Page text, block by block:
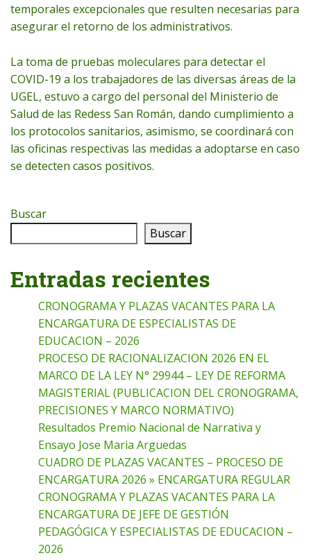
temporales excepcionales que resulten necesarias para
asegurar el retorno de los administrativos.
La toma de pruebas moleculares para detectar el
COVID-19 a los trabajadores de las diversas áreas de la
UGEL, estuvo a cargo del personal del Ministerio de
Salud de las Redess San Román, dando cumplimiento a
los protocolos sanitarios, asimismo, se coordinará con
las oficinas respectivas las medidas a adoptarse en caso
se detecten casos positivos.
Buscar
Buscar
Entradas recientes
CRONOGRAMA Y PLAZAS VACANTES PARA LA
ENCARGATURA DE ESPECIALISTAS DE
EDUCACION – 2026
PROCESO DE RACIONALIZACION 2026 EN EL
MARCO DE LA LEY N° 29944 – LEY DE REFORMA
MAGISTERIAL (PUBLICACION DEL CRONOGRAMA,
PRECISIONES Y MARCO NORMATIVO)
Resultados Premio Nacional de Narrativa y
Ensayo Jose Maria Arguedas
CUADRO DE PLAZAS VACANTES – PROCESO DE
ENCARGATURA 2026 » ENCARGATURA REGULAR
CRONOGRAMA Y PLAZAS VACANTES PARA LA
ENCARGATURA DE JEFE DE GESTIÓN
PEDAGÓGICA Y ESPECIALISTAS DE EDUCACION –
2026